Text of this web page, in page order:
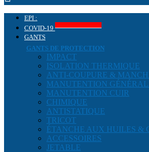
EPI :
COVID-19
GANTS
GANTS DE PROTECTION
IMPACT
ISOLATION THERMIQUE
ANTI-COUPURE &
MANUTENTION
MANUTENTION CUIR
CHIMIQUE
ANTISTATIQUE
TRICOT
ÉTANCHE AUX HUILES &
ACCESSOIRES
JETABLE